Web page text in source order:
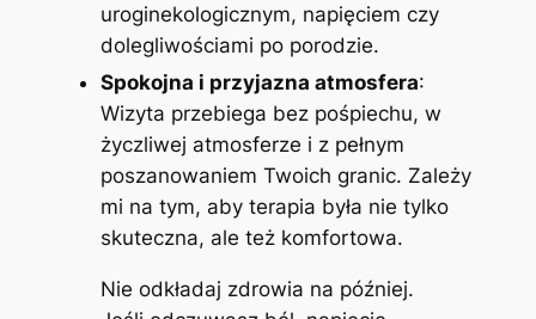
uroginekologicznym, napięciem czy
dolegliwościami po porodzie.
Spokojna i przyjazna atmosfera:
Wizyta przebiega bez pośpiechu, w
życzliwej atmosferze i z pełnym
poszanowaniem Twoich granic. Zależy
mi na tym, aby terapia była nie tylko
skuteczna, ale też komfortowa.
Nie odkładaj zdrowia na później.